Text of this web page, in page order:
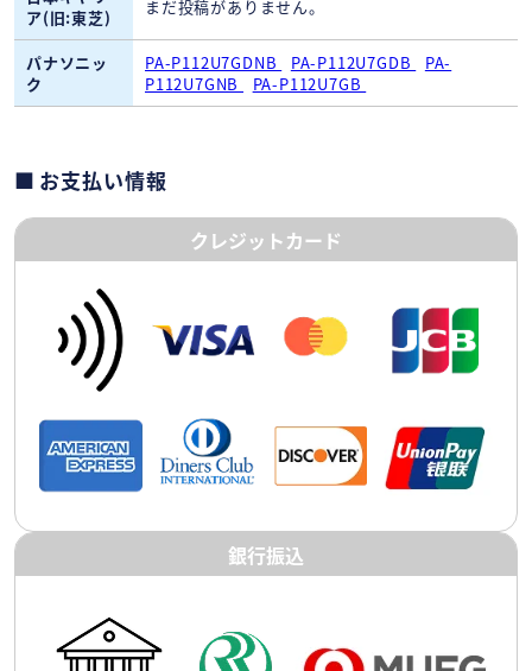
ア(旧:東芝)
まだ投稿がありません。
パナソニッ
ク
PA-P112U7GDNB PA-P112U7GDB
PA-
P112U7GNB
PA-P112U7GB
お支払い情報
クレジットカード
銀行振込